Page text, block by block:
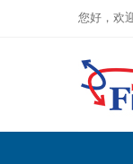
您好，欢